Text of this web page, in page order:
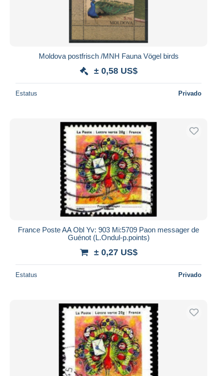
Moldova postfrisch /MNH Fauna Vögel birds
± 0,58 US$
Estatus Privado
France Poste AA Obl Yv: 903 Mi:5709 Paon messager de
Guénot (L.Ondul-p.points)
± 0,27 US$
Estatus Privado